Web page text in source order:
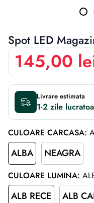
Spot LED
145,00
Livrare estimata
1-2 zile
CULOARE CARCASA:
ALBA NEAGRA
CULOARE LUMINA:
ALB RECE ALB